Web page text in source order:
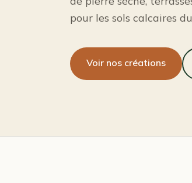
pour les sols calcaires
Voir nos créations